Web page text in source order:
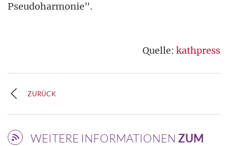
Pseudoharmonie".
Quelle: kathpress
ZURÜCK
WEITERE INFORMATIONEN ZUM